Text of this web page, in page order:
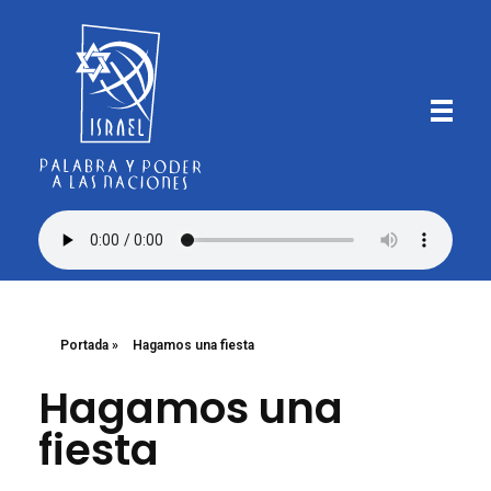
Iglesia Bautista Israel
Palabra y Poder a las Naciones
Portada » Hagamos una fiesta
Hagamos una
fiesta